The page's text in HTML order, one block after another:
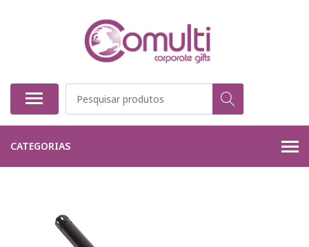
CATEGORIAS